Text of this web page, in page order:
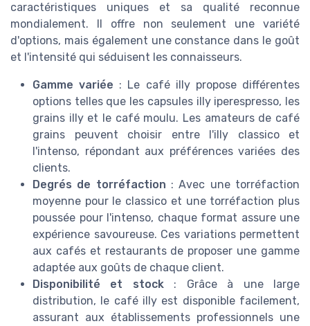
caractéristiques uniques et sa qualité reconnue
mondialement. Il offre non seulement une variété
d'options, mais également une constance dans le goût
et l'intensité qui séduisent les connaisseurs.
Gamme variée : Le café illy propose différentes
options telles que les capsules illy iperespresso, les
grains illy et le café moulu. Les amateurs de café
grains peuvent choisir entre l'illy classico et
l'intenso, répondant aux préférences variées des
clients.
Degrés de torréfaction : Avec une torréfaction
moyenne pour le classico et une torréfaction plus
poussée pour l'intenso, chaque format assure une
expérience savoureuse. Ces variations permettent
aux cafés et restaurants de proposer une gamme
adaptée aux goûts de chaque client.
Disponibilité et stock: Grâce à une large
distribution, le café illy est disponible facilement,
assurant aux établissements professionnels une